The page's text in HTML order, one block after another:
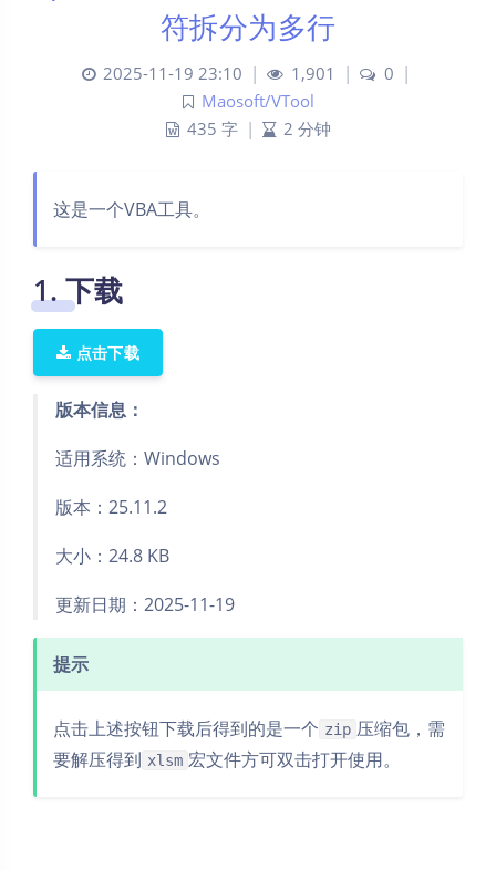
符拆分为多行
2025-11-19 23:10 | 1,901 | 0 |
Maosoft/VTool
435 字 | 2 分钟
这是一个VBA工具。
1. 下载
点击下载
版本信息：
适用系统：Windows
版本：25.11.2
大小：24.8 KB
更新日期：2025-11-19
提示
点击上述按钮下载后得到的是一个 zip 压缩包，需
要解压得到 xlsm 宏文件方可双击打开使用。